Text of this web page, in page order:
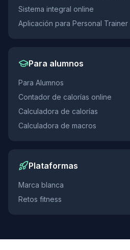
Sistema integral online
Aplicación para Personal Trainer
Para alumnos
Para Alumnos
Contador de calorías online
Calculadora de calorías
Calculadora de macros
Plataformas
Marca blanca
Retos fitness